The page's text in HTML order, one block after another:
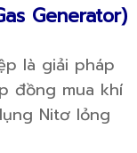
Generator)
là giải pháp
đồng mua khí
Nitơ lỏng